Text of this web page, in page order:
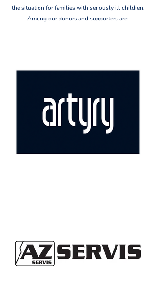
the situation for families with seriously ill children.
Among our donors and supporters are: